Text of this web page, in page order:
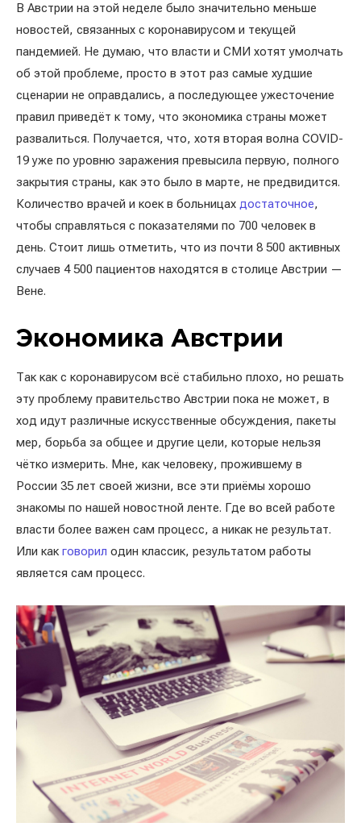
В Австрии на этой неделе было значительно меньше
новостей, связанных с коронавирусом и текущей
пандемией. Не думаю, что власти и СМИ хотят умолчать
об этой проблеме, просто в этот раз самые худшие
сценарии не оправдались, а последующее ужесточение
правил приведёт к тому, что экономика страны может
развалиться. Получается, что, хотя вторая волна COVID-
19 уже по уровню заражения превысила первую, полного
закрытия страны, как это было в марте, не предвидится.
Количество врачей и коек в больницах достаточное,
чтобы справляться с показателями по 700 человек в
день. Стоит лишь отметить, что из почти 8 500 активных
случаев 4 500 пациентов находятся в столице Австрии —
Вене.
Экономика Австрии
Так как с коронавирусом всё стабильно плохо, но решать
эту проблему правительство Австрии пока не может, в
ход идут различные искусственные обсуждения, пакеты
мер, борьба за общее и другие цели, которые нельзя
чётко измерить. Мне, как человеку, прожившему в
России 35 лет своей жизни, все эти приёмы хорошо
знакомы по нашей новостной ленте. Где во всей работе
власти более важен сам процесс, а никак не результат.
Или как говорил один классик, результатом работы
является сам процесс.